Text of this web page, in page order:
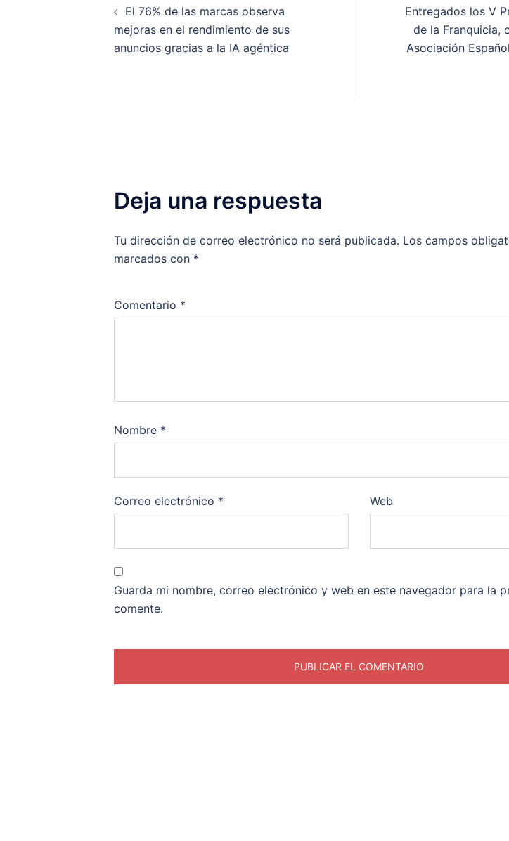
entradas
El 76% de las marcas observa
mejoras en el rendimiento de sus
anuncios gracias a la IA agéntica
Entregados los V
de la Franquicia,
Asociación
Deja una respuesta
Tu dirección de correo electrónico no será publicada. Los campos
marcados con *
Comentario *
Nombre *
Correo electrónico * Web
Guarda mi nombre, correo electrónico y web en este navegador para la
comente.